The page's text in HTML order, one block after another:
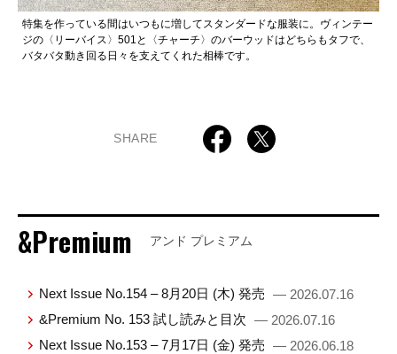
特集を作っている間はいつもに増してスタンダードな服装に。ヴィンテー
ジの〈リーバイス〉501と〈チャーチ〉のバーウッドはどちらもタフで、
バタバタ動き回る日々を支えてくれた相棒です。
SHARE
&Premium アンド プレミアム
Next Issue No.154 – 8月20日 (木) 発売 — 2026.07.16
&Premium No. 153 試し読みと目次 — 2026.07.16
Next Issue No.153 – 7月17日 (金) 発売 — 2026.06.18